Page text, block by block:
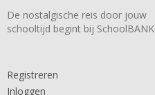
De nostalgische reis door jouw
schooltijd begint bij SchoolBANK
Registreren
Inloggen